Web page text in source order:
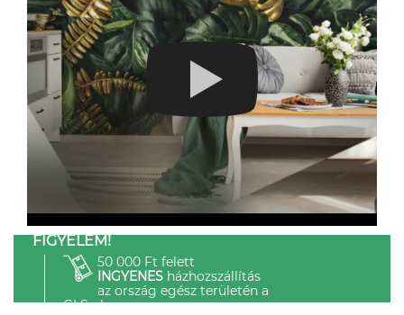
FIGYELEM!
50 000 Ft felett
INGYENESházhozszállítás
az ország egész területén a
GLS-el.